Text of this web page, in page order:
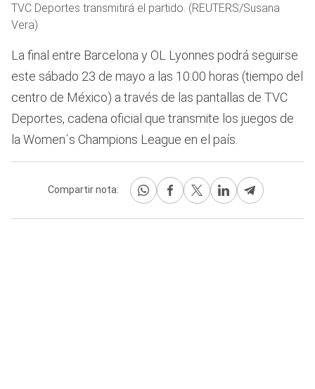
TVC Deportes transmitirá el partido. (REUTERS/Susana
Vera)
La final entre Barcelona y OL Lyonnes podrá seguirse
este sábado 23 de mayo a las 10:00 horas (tiempo del
centro de México) a través de las pantallas de TVC
Deportes, cadena oficial que transmite los juegos de
la Women´s Champions League en el país.
Compartir nota: